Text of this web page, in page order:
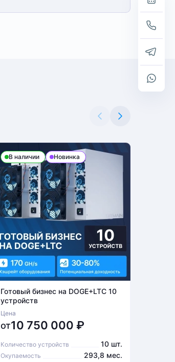
В наличии Новинка
Готовый бизнес на DOGE+LTC 10
устройств
Цена
от10 750 000 ₽
Количество устройств 10 шт.
Окупаемость 293,8 мес.